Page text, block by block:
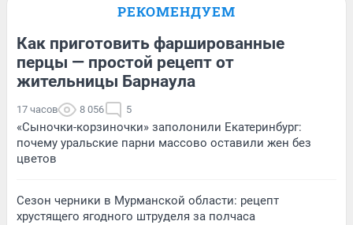
РЕКОМЕНДУЕМ
Как приготовить фаршированные
перцы — простой рецепт от
жительницы Барнаула
17 часов 8 056 5
«Сыночки-корзиночки» заполонили Екатеринбург:
почему уральские парни массово оставили жен без
цветов
Сезон черники в Мурманской области: рецепт
хрустящего ягодного штруделя за полчаса